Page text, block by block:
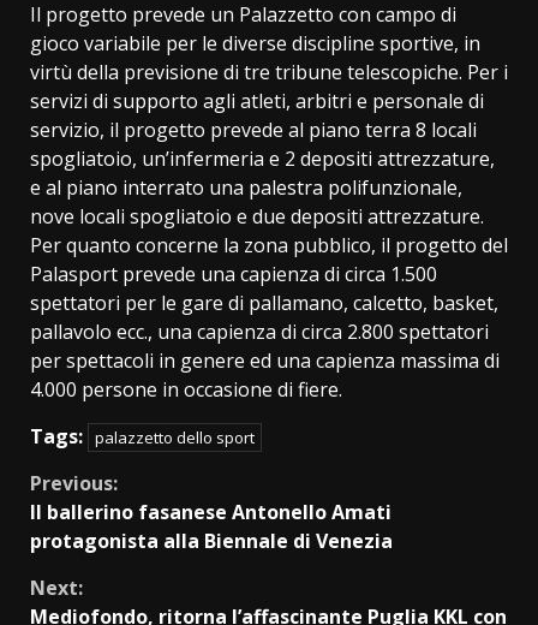
Il progetto prevede un Palazzetto con campo di
gioco variabile per le diverse discipline sportive, in
virtù della previsione di tre tribune telescopiche. Per i
servizi di supporto agli atleti, arbitri e personale di
servizio, il progetto prevede al piano terra 8 locali
spogliatoio, un’infermeria e 2 depositi attrezzature,
e al piano interrato una palestra polifunzionale,
nove locali spogliatoio e due depositi attrezzature.
Per quanto concerne la zona pubblico, il progetto del
Palasport prevede una capienza di circa 1.500
spettatori per le gare di pallamano, calcetto, basket,
pallavolo ecc., una capienza di circa 2.800 spettatori
per spettacoli in genere ed una capienza massima di
4.000 persone in occasione di fiere.
Tags: palazzetto dello sport
Continue
Reading
Previous:
Il ballerino fasanese Antonello Amati
protagonista alla Biennale di Venezia
Next:
Mediofondo, ritorna l’affascinante Puglia KKL con